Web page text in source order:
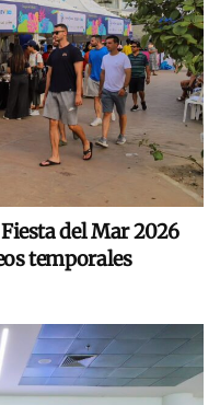
del Mar 2026
temporales